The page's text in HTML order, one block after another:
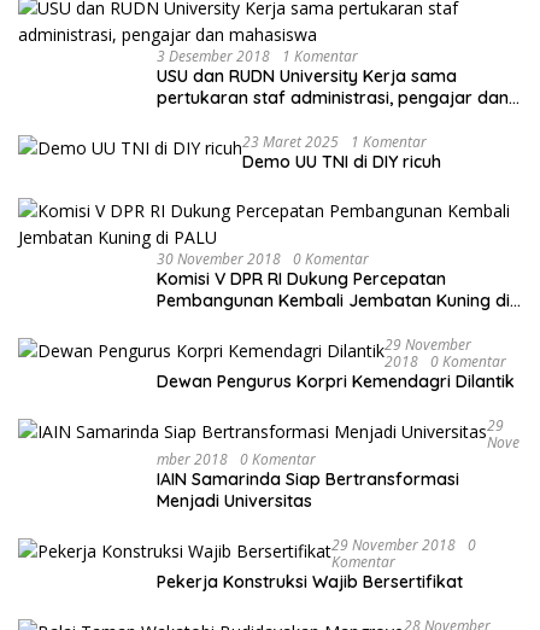
3 Desember 2018 1 Komentar
USU dan RUDN University Kerja sama
pertukaran staf administrasi, pengajar dan
23 Maret 2025 1 Komentar
Demo UU TNI di DIY ricuh
30 November 2018 0 Komentar
Komisi V DPR RI Dukung Percepatan
Pembangunan Kembali Jembatan Kuning di
29 November
2018 0 Komentar
Dewan Pengurus Korpri Kemendagri Dilantik
29
Nove
Mber 2018 0 Komentar
IAIN Samarinda Siap Bertransformasi
Menjadi Universitas
29 November 2018 0
Komentar
Pekerja Konstruksi Wajib Bersertifikat
28 November